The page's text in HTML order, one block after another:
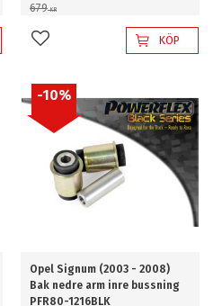
679KR
Lägg till i favoriterKÖP
Opel Signum (2003 - 2008)
Bak nedre arm inre bussning
PFR80-1216BLK
10%